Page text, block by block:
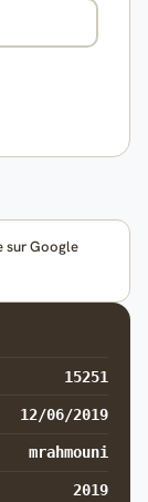
sur Google
15251
12/06/2019
mrahmouni
2019